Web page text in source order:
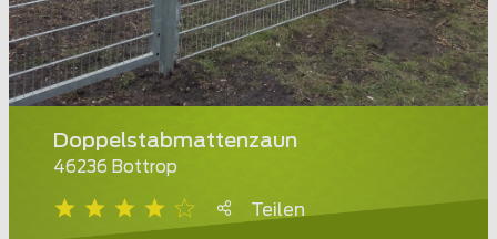
Doppelstabmattenzaun
46236 Bottrop
Teilen